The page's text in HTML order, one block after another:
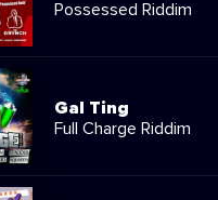
Possessed Riddim
Gal Ting
Full Charge Riddim